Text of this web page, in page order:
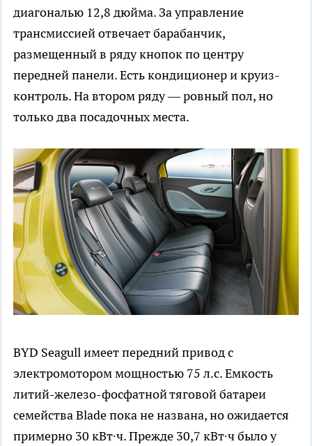
диагональю 12,8 дюйма. За управление
трансмиссией отвечает барабанчик,
размещенный в ряду кнопок по центру
передней панели. Есть кондиционер и круиз-
контроль. На втором ряду — ровный пол, но
только два посадочных места.
BYD Seagull имеет передний привод с
электромотором мощностью 75 л.с. Емкость
литий-железо-фосфатной тяговой батареи
семейства Blade пока не названа, но ожидается
примерно 30 кВт∙ч. Прежде 30,7 кВт∙ч было у